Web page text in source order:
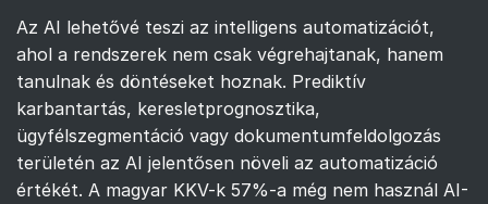
Az AI lehetővé teszi az intelligens automatizációt,
ahol a rendszerek nem csak végrehajtanak, hanem
tanulnak és döntéseket hoznak. Prediktív
karbantartás, keresletprognosztika,
ügyfélszegmentáció vagy dokumentumfeldolgozás
területén az AI jelentősen növeli az automatizáció
értékét. A magyar KKV-k 57%-a még nem használ AI-